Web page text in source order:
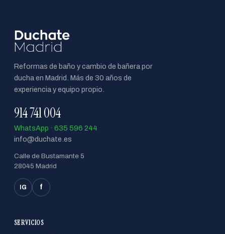
Reformas de baño y cambio de bañera por
ducha en Madrid. Más de 30 años de
experiencia y equipo propio.
914 741 004
WhatsApp · 635 596 244
info@duchate.es
Calle de Bustamante 5
28045 Madrid
IG f
SERVICIOS